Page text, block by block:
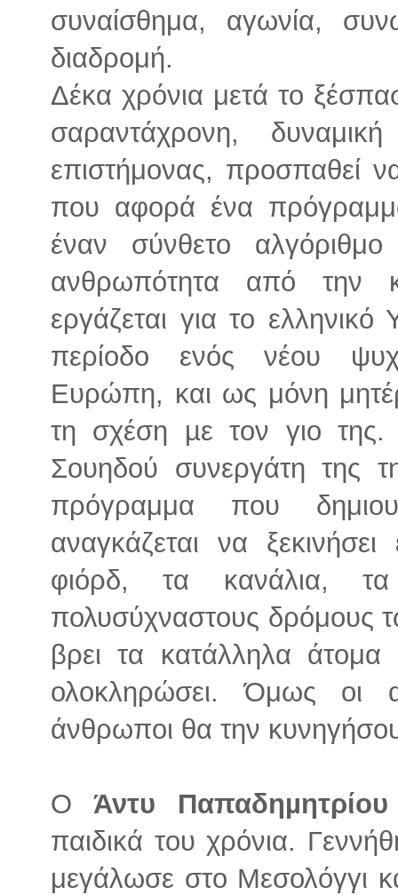
συναίσθημα, αγωνία,
διαδρομή.
Δέκα χρόνια μετά το
σαραντάχρονη,
επιστήμονας, προσπαθεί
που αφορά ένα
έναν σύνθετο
ανθρωπότητα από την
εργάζεται για το
περίοδο ενός νέου
Ευρώπη, και ως μόνη
τη σχέση µε τον γιο
Σουηδού συνεργάτη της
πρόγραμμα που
αναγκάζεται να
φιόρδ, τα κανάλια,
πολυσύχναστους δρόμους
βρει τα κατάλληλα
ολοκληρώσει. Όμως οι
άνθρωποι θα την
ΟΆντυ Παπαδηµητρίου
παιδικά του χρόνια.
μεγάλωσε στο Μεσολόγγι